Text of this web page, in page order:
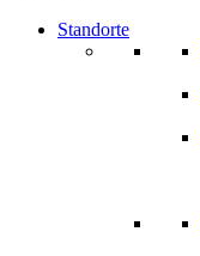
Standorte